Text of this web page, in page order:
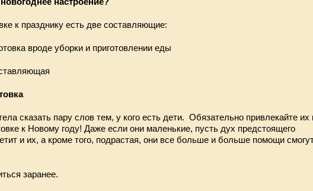
к празднику есть две составляющие:
вроде уборки и приготовлении еды
сказать пару слов тем, у кого есть дети. Обязательно привлекайте их
к Новому году! Даже если они маленькие, пусть дух предстоящего
и их, а кроме того, подрастая, они все больше и больше помощи
заранее.